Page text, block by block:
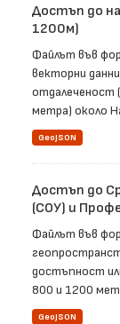
Достъп до
1200м)
Файлът във
векторни
отдалеченост
метра) около
GeoJSON
Достъп до
(СОУ) и
Файлът във
достъпност
800 и 1200
GeoJSON